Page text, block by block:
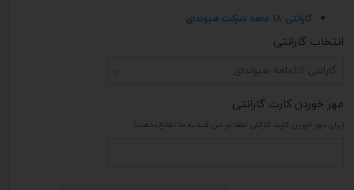
گارانتی 18 ماهه شرکت هیوندای
انتخاب گارانتی
گارانتی 18ماهه هیوندای
مهر خوردن کارت گارانتی
(برای مهر خوردن کارت گارانتی لطفا در این فید به ما اطلاع بدهید)